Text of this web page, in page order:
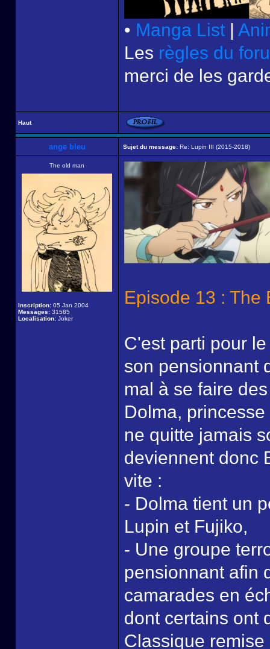
• Manga List |
Les règles du
merci de les
Haut
ange bleu Sujet du message: Re: Lupin III (2015-2018)
The old man
Inscription: 05 Jan 2004
Messages: 31585
Localisation: Joker
Episode 13 : The
C'est parti pour
son pensionnant
mal à se faire
Dolma,
ne quitte jamais
deviennent donc
vite :
- Dolma tient un
Lupin et Fujiko,
- Une groupe
pensionnant afin
camarades en
dont certains ont
Classique